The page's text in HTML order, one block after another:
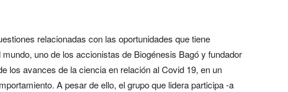
relacionadas con las oportunidades que tiene
uno de los accionistas de Biogénesis Bagó y fundador
los avances de la ciencia en relación al Covid 19, en un
A pesar de ello, el grupo que lidera participa -a